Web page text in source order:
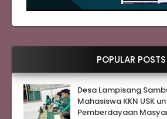
POPULAR POSTS
Desa Lampisang
Mahasiswa KKN USK
Pemberdayaan